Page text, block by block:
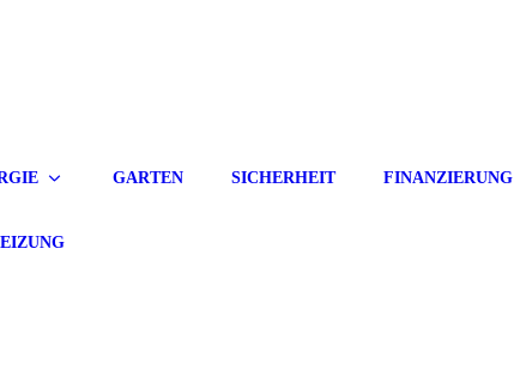
GARTEN SICHERHEIT FINANZIERUNG